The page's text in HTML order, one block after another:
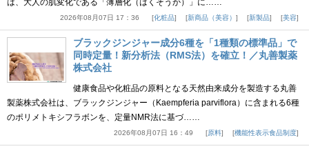
2026年08月07日 17：36 化粧品 新商品（美容） 新製品 美容
ブラックジンジャー成分6種を「1種類の標準品」で
同時定量！新分析法（RMS法）を確立！／丸善製薬
株式会社
健康食品や化粧品の原料となる天然由来成分を製造する丸善
製薬株式会社は、ブラックジンジャー（Kaempferia parviflora）に含まれる6種
のポリメトキシフラボンを、定量NMR法に基づ……
2026年08月07日 16：49 原料 機能性表示食品制度